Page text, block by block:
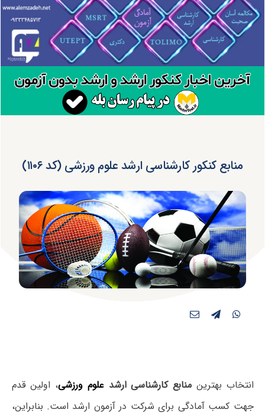
منابع کنکور کارشناسی ارشد علوم ورزشی (کد ۱۱۰۶)
انتخاب بهترین منابع کارشناسی ارشدعلوم ورزشی، اولین قدم
جهت کسب آمادگی برای شرکت در آزمون ارشد است. بنابراین،